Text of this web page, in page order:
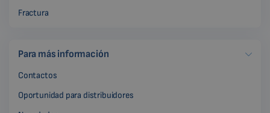
Fractura
Para más información
Contactos
Oportunidad para distribuidores